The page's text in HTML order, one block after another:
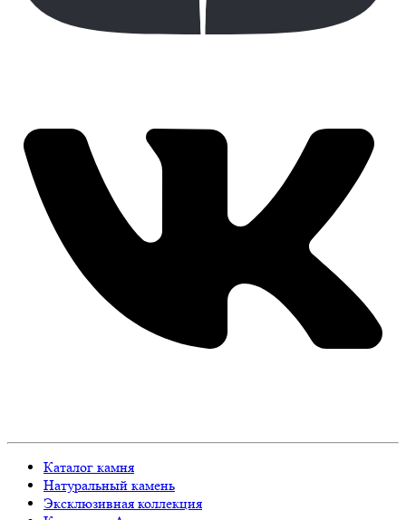
Каталог камня
Натуральный камень
Эксклюзивная коллекция